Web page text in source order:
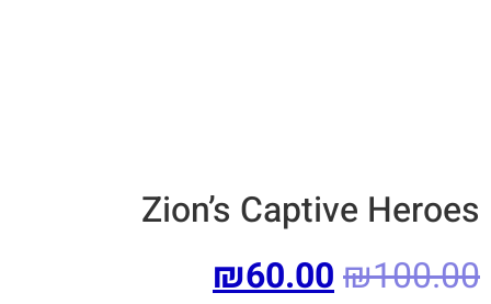
Zion’s Captive Heroes
₪100.00
₪60.00